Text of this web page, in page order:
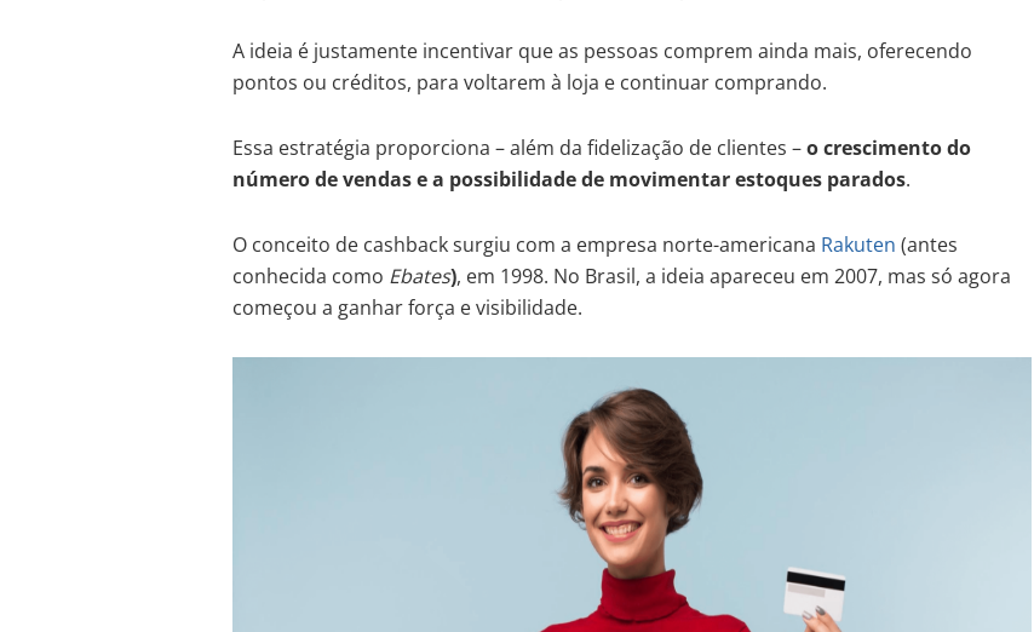
A ideia é justamente incentivar que as pessoas comprem ainda mais, oferecendo
pontos ou créditos, para voltarem à loja e continuar comprando.
Essa estratégia proporciona – além da fidelização de clientes –o crescimento do
número de vendas e a possibilidade de movimentar estoques parados.
O conceito de cashback surgiu com a empresa norte-americana Rakuten (antes
conhecida como Ebates), em 1998. No Brasil, a ideia apareceu em 2007, mas só agora
começou a ganhar força e visibilidade.